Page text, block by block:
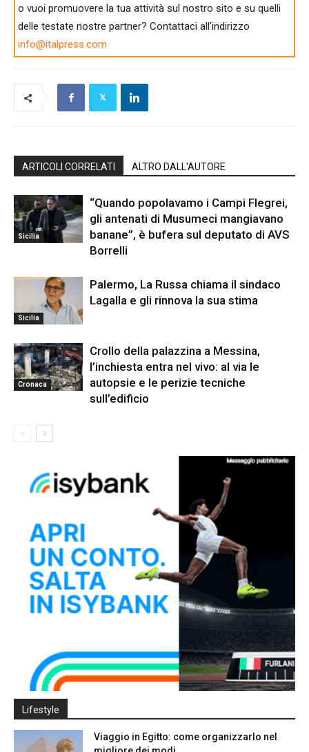
o vuoi promuovere la tua attività sul nostro sito e su quelli
delle testate nostre partner? Contattaci all'indirizzo
info@italpress.com
ARTICOLI CORRELATI ALTRO DALL'AUTORE
Sicilia
“Quando popolavamo i Campi Flegrei,
gli antenati di Musumeci mangiavano
banane”, è bufera sul deputato di AVS
Borrelli
Sicilia
Palermo, La Russa chiama il sindaco
Lagalla e gli rinnova la sua stima
Cronaca
Crollo della palazzina a Messina,
l’inchiesta entra nel vivo: al via le
autopsie e le perizie tecniche
sull’edificio
Lifestyle
Viaggio in Egitto: come organizzarlo nel